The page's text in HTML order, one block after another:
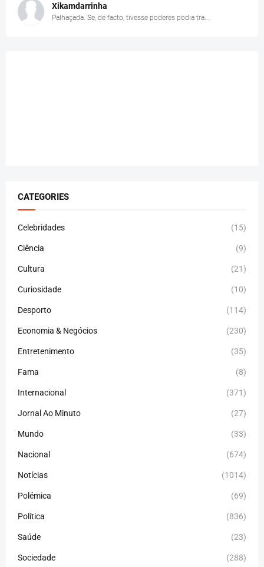
Xikamdarrinha
Palhaçada. Se, de facto, tivesse poderes podia tra...
CATEGORIES
Celebridades (15)
Ciência (9)
Cultura (21)
Curiosidade (10)
Desporto (114)
Economia & Negócios (230)
Entretenimento (35)
Fama (8)
Internacional (371)
Jornal Ao Minuto (27)
Mundo (33)
Nacional (674)
Notícias (1014)
Polémica (69)
Política (836)
Saúde (23)
Sociedade (288)